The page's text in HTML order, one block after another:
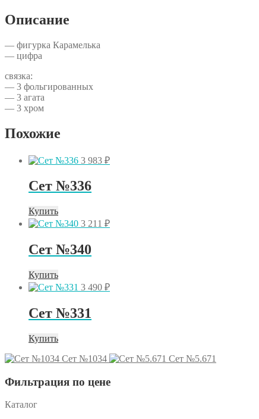
Описание
— фигурка Карамелька
— цифра
связка:
— 3 фольгированных
— 3 агата
— 3 хром
Похожие
3 983 ₽
Сет №336
Купить
3 211 ₽
Сет №340
Купить
3 490 ₽
Сет №331
Купить
Сет №1034
Сет №5.671
Фильтрация по цене
Каталог